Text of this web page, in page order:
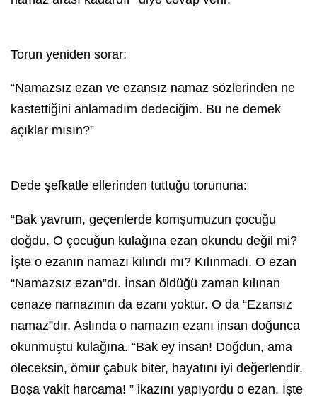
Torun yeniden sorar:
“Namazsız ezan ve ezansız namaz sözlerinden ne
kastettiğini anlamadım dedeciğim. Bu ne demek
açıklar mısın?”
Dede şefkatle ellerinden tuttuğu torununa:
“Bak yavrum, geçenlerde komşumuzun çocuğu
doğdu. O çocuğun kulağına ezan okundu değil mi?
İşte o ezanın namazı kılındı mı? Kılınmadı. O ezan
“Namazsız ezan”dı. İnsan öldüğü zaman kılınan
cenaze namazının da ezanı yoktur. O da “Ezansız
namaz”dır. Aslında o namazın ezanı insan doğunca
okunmuştu kulağına. “Bak ey insan! Doğdun, ama
öleceksin, ömür çabuk biter, hayatını iyi değerlendir.
Boşa vakit harcama! ” ikazını yapıyordu o ezan. İşte